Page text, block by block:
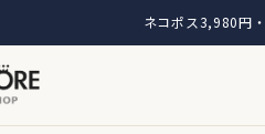
ネコポス3,980円